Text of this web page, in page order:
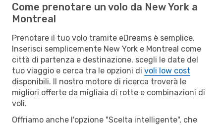
Come prenotare un volo da New York a
Montreal
Prenotare il tuo volo tramite eDreams è semplice.
Inserisci semplicemente New York e Montreal come
città di partenza e destinazione, scegli le date del
tuo viaggio e cerca tra le opzioni di voli low cost
disponibili. Il nostro motore di ricerca troverà le
migliori offerte da migliaia di rotte e combinazioni di
voli.
Offriamo anche l'opzione "Scelta intelligente", che